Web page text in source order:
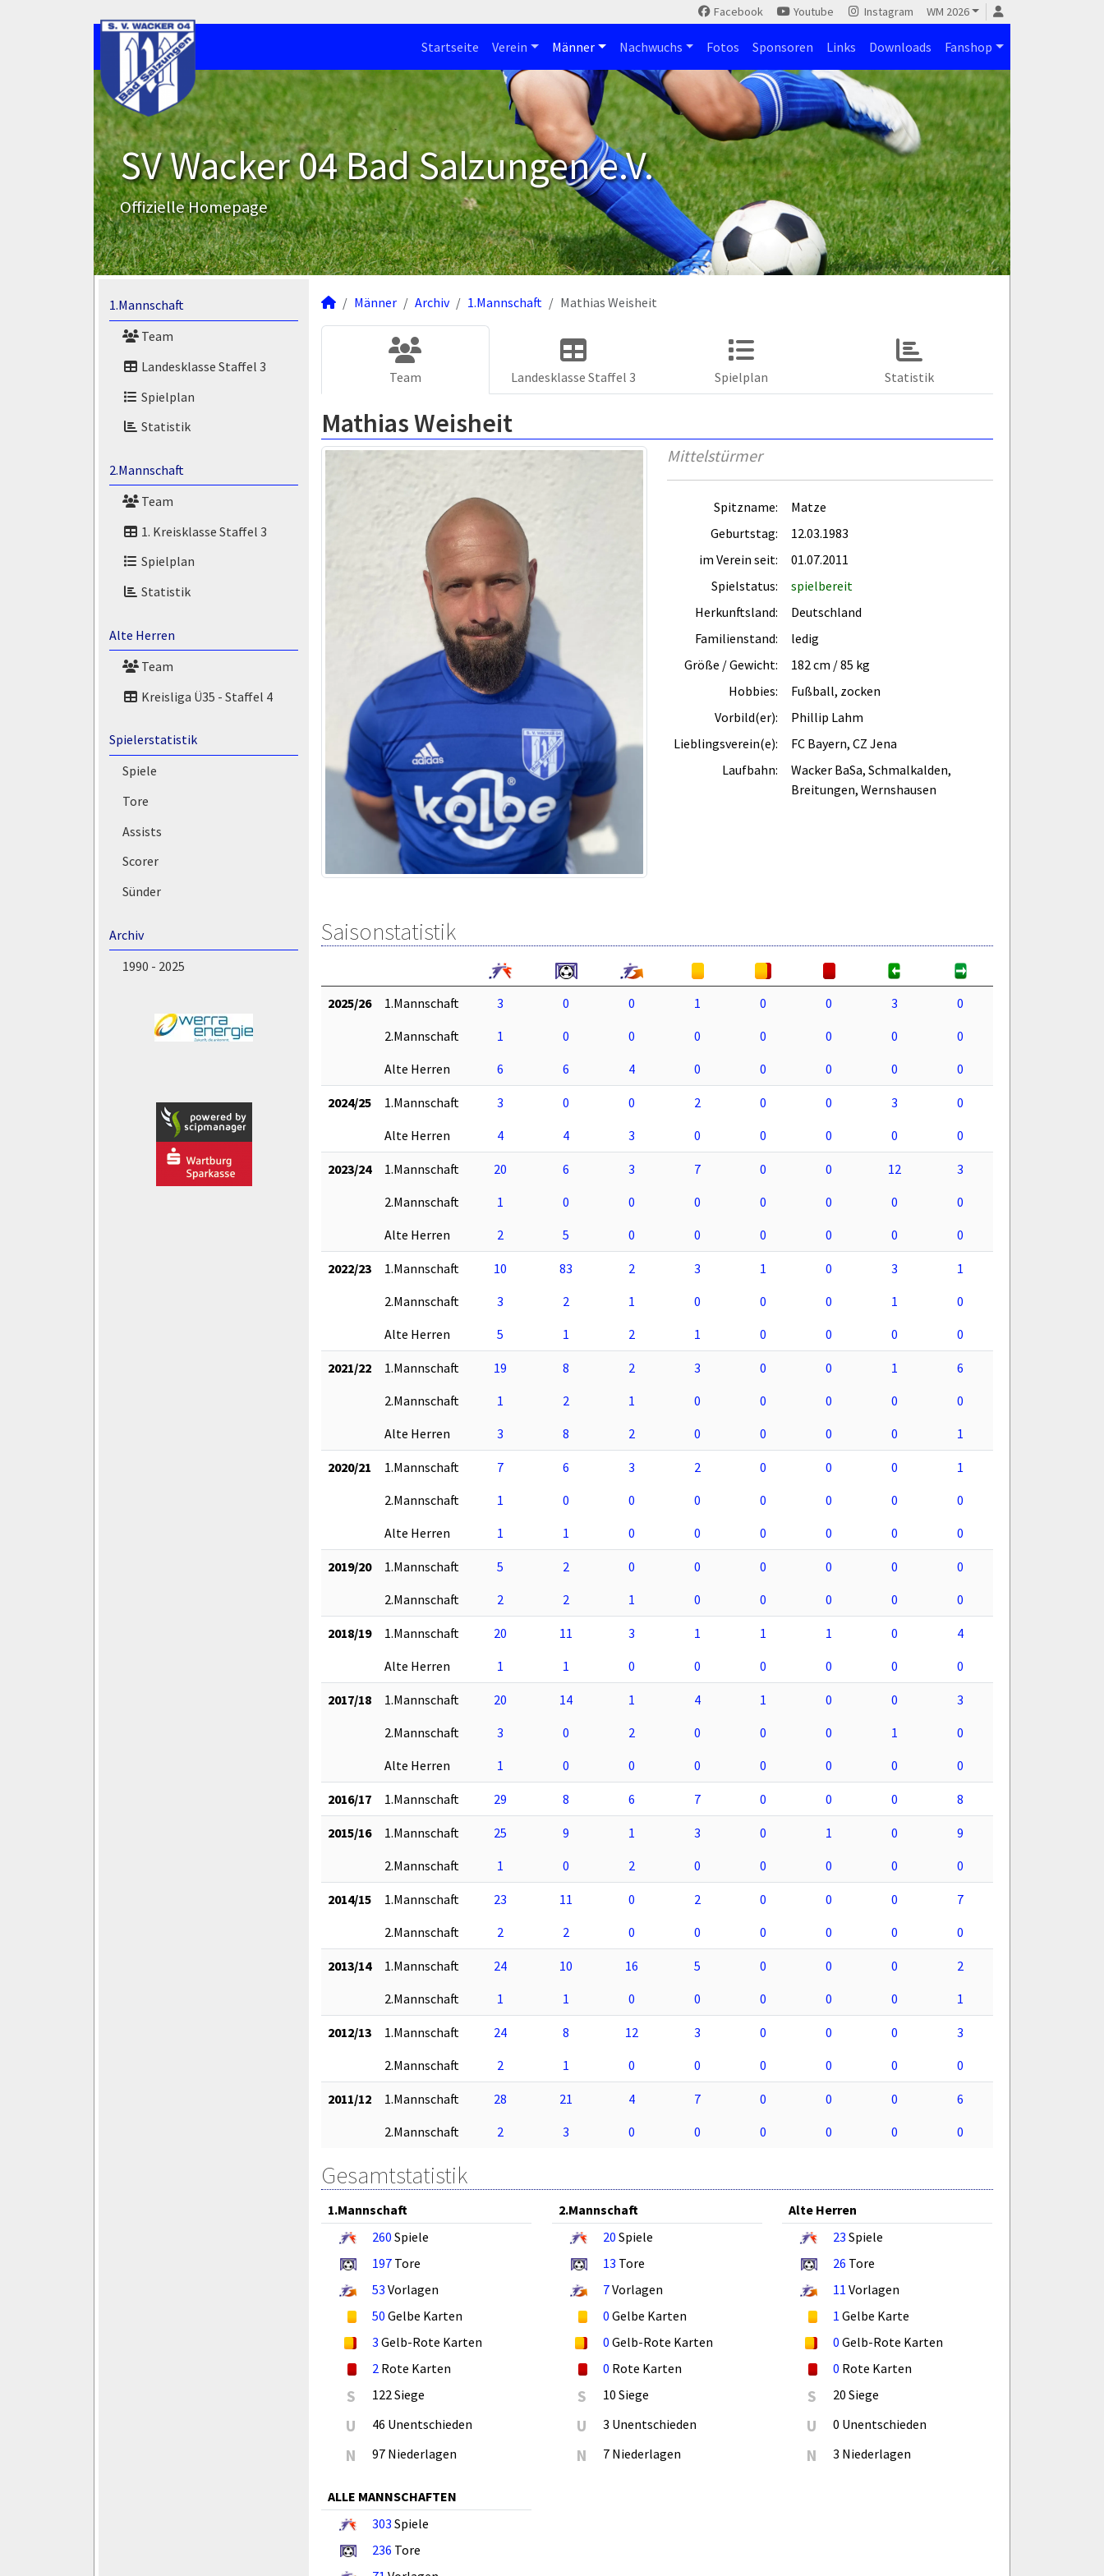
Facebook Youtube Instagram WM 2026
Startseite Verein Männer Nachwuchs Fotos Sponsoren Links Downloads Fanshop
SV Wacker 04 Bad Salzungen e.V.
Offizielle Homepage
1.Mannschaft
Team
Landesklasse Staffel 3
Spielplan
Statistik
2.Mannschaft
Team
1. Kreisklasse Staffel 3
Spielplan
Statistik
Alte Herren
Team
Kreisliga Ü35 - Staffel 4
Spielerstatistik
Spiele
Tore
Assists
Scorer
Sünder
Archiv
1990 - 2025
Männer Archiv 1.Mannschaft Mathias Weisheit
Team Landesklasse Staffel 3 Spielplan Statistik
Mathias Weisheit
Mittelstürmer
Spitzname:
Matze
Geburtstag:
12.03.1983
im Verein seit:
01.07.2011
Spielstatus:
spielbereit
Herkunftsland:
Deutschland
Familienstand:
ledig
Größe / Gewicht:
182 cm / 85 kg
Hobbies:
Fußball, zocken
Vorbild(er):
Phillip Lahm
Lieblingsverein(e):
FC Bayern, CZ Jena
Laufbahn:
Wacker BaSa, Schmalkalden,
Breitungen, Wernshausen
Saisonstatistik
2025/26 1.Mannschaft 3 0 0 1 0 0 3
0
2.Mannschaft
1 0 0 0 0 0 0
0
Alte Herren
6 6 4 0 0 0 0 0
2024/25 1.Mannschaft 3 0 0 2 0 0 3
0
Alte Herren
4 4 3 0 0 0 0 0
2023/24 1.Mannschaft 20 6 3 7 0 0 12
3
2.Mannschaft
1 0 0 0 0 0 0
0
Alte Herren
2 5 0 0 0 0 0 0
2022/23 1.Mannschaft 10 83 2 3 1 0 3
1
2.Mannschaft
3 2 1 0 0 0 1
0
Alte Herren
5 1 2 1 0 0 0 0
2021/22 1.Mannschaft 19 8 2 3 0 0 1
6
2.Mannschaft
1 2 1 0 0 0 0
0
Alte Herren
3 8 2 0 0 0 0 1
2020/21 1.Mannschaft 7 6 3 2 0 0 0
1
2.Mannschaft
1 0 0 0 0 0 0
0
Alte Herren
1 1 0 0 0 0 0 0
2019/20 1.Mannschaft 5 2 0 0 0 0 0
0
2.Mannschaft
2 2 1 0 0 0 0 0
2018/19 1.Mannschaft 20 11 3 1 1 1 0
4
Alte Herren
1 1 0 0 0 0 0 0
2017/18 1.Mannschaft 20 14 1 4 1 0 0
3
2.Mannschaft
3 0 2 0 0 0 1
0
Alte Herren
1 0 0 0 0 0 0 0
2016/17 1.Mannschaft 29 8 6 7 0 0 0 8
2015/16 1.Mannschaft 25 9 1 3 0 1 0
9
2.Mannschaft
1 0 2 0 0 0 0 0
2014/15 1.Mannschaft 23 11 0 2 0 0 0
7
2.Mannschaft
2 2 0 0 0 0 0 0
2013/14 1.Mannschaft 24 10 16 5 0 0 0
2
2.Mannschaft
1 1 0 0 0 0 0 1
2012/13 1.Mannschaft 24 8 12 3 0 0 0
3
2.Mannschaft
2 1 0 0 0 0 0 0
2011/12 1.Mannschaft 28 21 4 7 0 0 0
6
2.Mannschaft
2 3 0 0 0 0 0 0
Gesamtstatistik
1.Mannschaft
260 Spiele
197 Tore
53 Vorlagen
50 Gelbe Karten
3 Gelb-Rote Karten
2 Rote Karten
S 122 Siege
U 46 Unentschieden
N 97 Niederlagen
2.Mannschaft
20 Spiele
13 Tore
7Vorlagen
0 Gelbe Karten
0 Gelb-Rote Karten
0 Rote Karten
S 10 Siege
U 3 Unentschieden
N 7 Niederlagen
Alte Herren
23 Spiele
26 Tore
11 Vorlagen
1 Gelbe Karte
0 Gelb-Rote Karten
0 Rote Karten
S 20 Siege
U 0 Unentschieden
N 3 Niederlagen
ALLE MANNSCHAFTEN
303 Spiele
236 Tore